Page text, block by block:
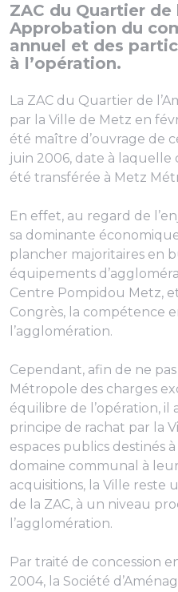
ZAC du Quartier de
Approbation du
annuel et des
à l’opération.
La ZAC du Quartier de
par la Ville de Metz en
été maître d’ouvrage de
juin 2006, date à laquelle
été transférée à Metz
En effet, au regard de
sa dominante
plancher majoritaires en
équipements
Centre Pompidou Metz,
Congrès, la compétence
l’agglomération.
Cependant, afin de ne
Métropole des charges
équilibre de l’opération, il
principe de rachat par la
espaces publics destinés
domaine communal à
acquisitions, la Ville reste
de la ZAC, à un niveau
l’agglomération.
Par traité de concession
2004, la Société